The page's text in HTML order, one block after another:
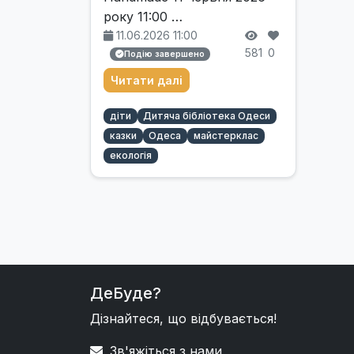
року 11:00 …
11.06.2026 11:00
Подію завершено 581 0
Читати далі
діти
Дитяча бібліотека Одеси
казки
Одеса
майстерклас
екологія
ДеБуде?
Дізнайтеся, що відбувається!
Зв'яжіться з нами